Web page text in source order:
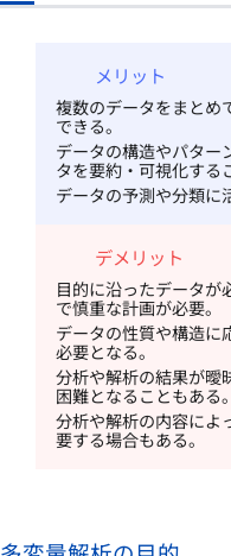
メリット
複数のデータをまとめ
できる。
データの構造やパター
タを要約・可視化する
データの予測や分類に
デメリット
目的に沿ったデータが
で慎重な計画が必要。
データの性質や構造に
必要となる。
分析や解析の結果が曖
困難となることもある。
分析や解析の内容によ
要する場合もある。